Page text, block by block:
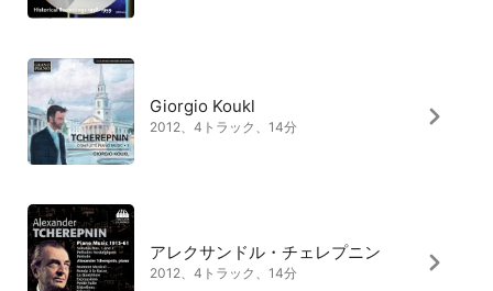
Giorgio Koukl
2012、4トラック、14分
アレクサンドル・チェレプニン
2012、4トラック、14分